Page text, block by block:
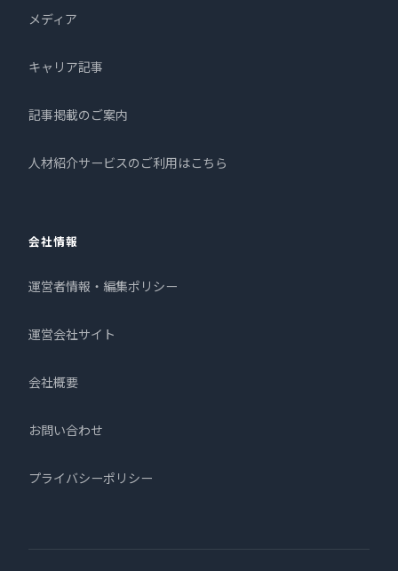
メディア
キャリア記事
記事掲載のご案内
人材紹介サービスのご利用はこちら
会社情報
運営者情報・編集ポリシー
運営会社サイト
会社概要
お問い合わせ
プライバシーポリシー